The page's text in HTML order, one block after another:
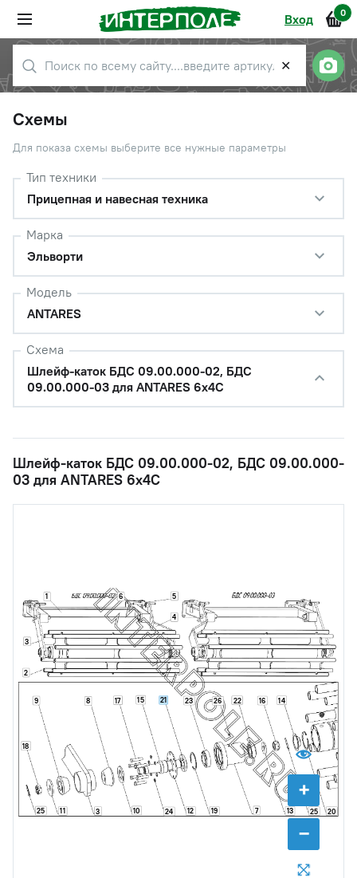
Вход 0
✕
Схемы
Для показа схемы выберите все нужные параметры
Тип техники
Прицепная и навесная техника
Марка
Эльворти
Модель
ANTARES
Схема
Шлейф-каток БДС 09.00.000-02, БДС
09.00.000-03 для ANTARES 6x4C
Шлейф-каток БДС 09.00.000-02, БДС 09.00.000-
03 для ANTARES 6x4C
+
−
1
2
3
3
4
5
6
7
8
9
10
11 12 13
14
15 16
17
18
19 20
21 22
23
24
25 25
26